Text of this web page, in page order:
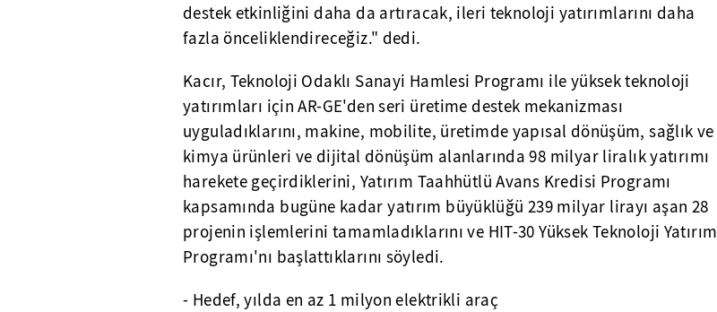
destek etkinliğini daha da artıracak, ileri teknoloji yatırımlarını daha
fazla önceliklendireceğiz." dedi.
Kacır, Teknoloji Odaklı Sanayi Hamlesi Programı ile yüksek teknoloji
yatırımları için AR-GE'den seri üretime destek mekanizması
uyguladıklarını, makine, mobilite, üretimde yapısal dönüşüm, sağlık ve
kimya ürünleri ve dijital dönüşüm alanlarında 98 milyar liralık yatırımı
harekete geçirdiklerini, Yatırım Taahhütlü Avans Kredisi Programı
kapsamında bugüne kadar yatırım büyüklüğü 239 milyar lirayı aşan 28
projenin işlemlerini tamamladıklarını ve HIT-30 Yüksek Teknoloji Yatırım
Programı'nı başlattıklarını söyledi.
- Hedef, yılda en az 1 milyon elektrikli araç